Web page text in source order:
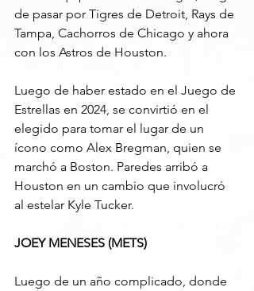
de pasar por Tigres de Detroit, Rays de
Tampa, Cachorros de Chicago y ahora
con los Astros de Houston.
Luego de haber estado en el Juego de
Estrellas en 2024, se convirtió en el
elegido para tomar el lugar de un
ícono como Alex Bregman, quien se
marchó a Boston. Paredes arribó a
Houston en un cambio que involucró
al estelar Kyle Tucker.
JOEY MENESES (METS)
Luego de un año complicado, donde